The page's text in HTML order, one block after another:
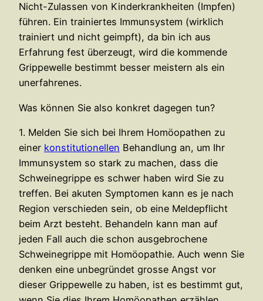
Nicht-Zulassen von Kinderkrankheiten (Impfen)
führen. Ein trainiertes Immunsystem (wirklich
trainiert und nicht geimpft), da bin ich aus
Erfahrung fest überzeugt, wird die kommende
Grippewelle bestimmt besser meistern als ein
unerfahrenes.
Was können Sie also konkret dagegen tun?
1. Melden Sie sich bei Ihrem Homöopathen zu
einer konstitutionellen Behandlung an, um Ihr
Immunsystem so stark zu machen, dass die
Schweinegrippe es schwer haben wird Sie zu
treffen. Bei akuten Symptomen kann es je nach
Region verschieden sein, ob eine Meldepflicht
beim Arzt besteht. Behandeln kann man auf
jeden Fall auch die schon ausgebrochene
Schweinegrippe mit Homöopathie. Auch wenn Sie
denken eine unbegründet grosse Angst vor
dieser Grippewelle zu haben, ist es bestimmt gut,